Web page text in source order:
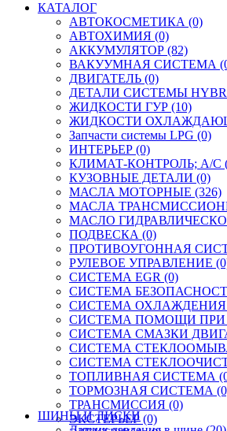
КАТАЛОГ
АВТОКОСМЕТИКА (0)
АВТОХИМИЯ (0)
АККУМУЛЯТОР (82)
ВАКУУМНАЯ СИСТЕМА
ДВИГАТЕЛЬ (0)
ДЕТАЛИ СИСТЕМЫ
ЖИДКОСТИ ГУР (10)
ЖИДКОСТИ
Запчасти системы LPG (0)
ИНТЕРЬЕР (0)
КЛИМАТ-КОНТРОЛЬ; A/C
КУЗОВНЫЕ ДЕТАЛИ (0)
МАСЛА МОТОРНЫЕ (326)
МАСЛА
МАСЛО
ПОДВЕСКА (0)
ПРОТИВОУГОННАЯ
РУЛЕВОЕ УПРАВЛЕНИЕ
СИСТЕМА EGR (0)
СИСТЕМА
СИСТЕМА ОХЛАЖДЕНИЯ
СИСТЕМА ПОМОЩИ ПРИ
СИСТЕМА СМАЗКИ
СИСТЕМА
СИСТЕМА
ТОПЛИВНАЯ СИСТЕМА
ТОРМОЗНАЯ СИСТЕМА
ТРАНСМИССИЯ (0)
ЭКСТЕРЬЕР (0)
ШИНЫ И ДИСКИ